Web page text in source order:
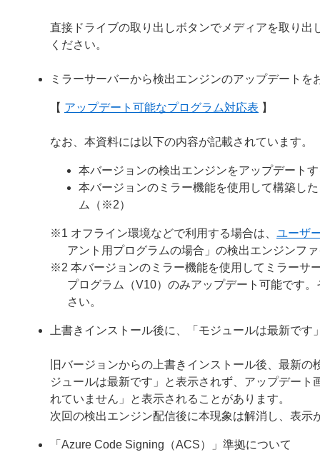
直接ドライブの取り出しボタンでメディアを取り
ください。
ミラーサーバーから検出エンジンのアップデート
【 アップデート可能なプログラム対応表 】
なお、本資料には以下の内容が記載されています。
本バージョンの検出エンジンをアップデート
本バージョンのミラー機能を使用して構築し
ム（※2）
※1 オフライン環境などで利用する場合は、 ユーザ
アント用プログラムの場合」の検出エンジンフ
※2 本バージョンのミラー機能を使用してミラーサ
プログラム（V10）のみアップデート可能です
さい。
上書きインストール後に、「モジュールは最新です
旧バージョンからの上書きインストール後、最新
ジュールは最新です」と表示されず、アップデー
れていません」と表示されることがあります。
次回の検出エンジン配信後に本現象は解消し、表示
「Azure Code Signing（ACS）」準拠について